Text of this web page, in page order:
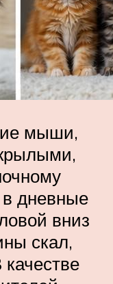
мыши,
в дневные
вниз
скал,